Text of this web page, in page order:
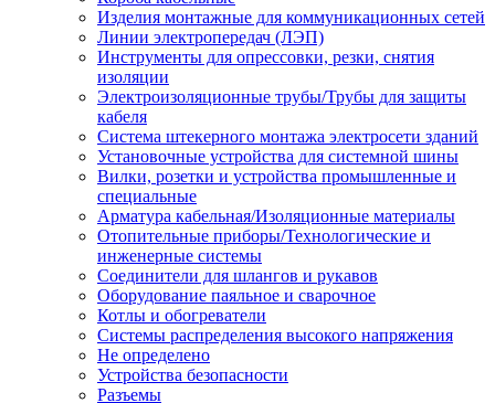
Изделия монтажные для коммуникационных сетей
Линии электропередач (ЛЭП)
Инструменты для опрессовки, резки, снятия
изоляции
Электроизоляционные трубы/Трубы для защиты
кабеля
Система штекерного монтажа электросети зданий
Установочные устройства для системной шины
Вилки, розетки и устройства промышленные и
специальные
Арматура кабельная/Изоляционные материалы
Отопительные приборы/Технологические и
инженерные системы
Соединители для шлангов и рукавов
Оборудование паяльное и сварочное
Котлы и обогреватели
Системы распределения высокого напряжения
Не определено
Устройства безопасности
Разъемы